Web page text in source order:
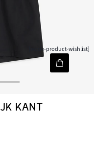
[node-product-wishlist]
KANT